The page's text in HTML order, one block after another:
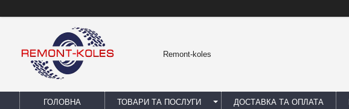
Remont-koles
ГОЛОВНА ТОВАРИ ТА ПОСЛУГИ ДОСТАВКА ТА ОПЛАТА